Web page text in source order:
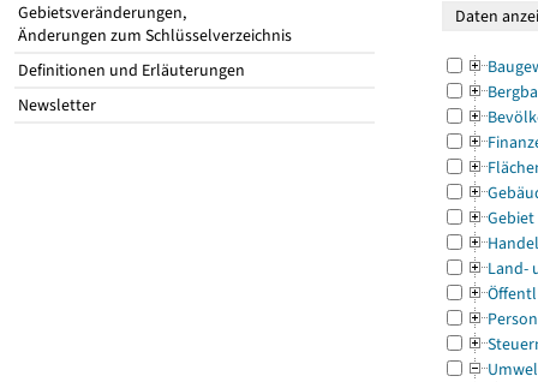
Gebietsveränderungen,
Änderungen zum Schlüsselverzeichnis
Definitionen und Erläuterungen
Newsletter
Gebiet
Land-